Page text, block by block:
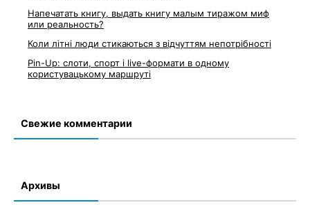
Напечатать книгу, выдать книгу малым тиражом миф
или реальность?
Коли літні люди стикаються з відчуттям непотрібності
Pin-Up: слоти, спорт і live-формати в одному
користувацькому маршруті
Свежие комментарии
Архивы